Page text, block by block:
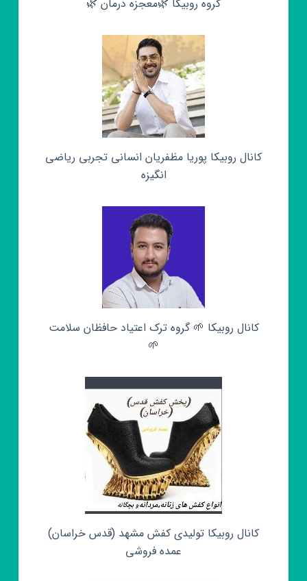
گروه روبیکا 🌿معجزه درمان 🌿
کانال روبیکا پوریا مظفریان انسانی تجربی ریاضی
انگیزه
کانال روبیکا 🌱 گروه ترک اعتیاد حافظان سلامت
🌱
کانال روبیکا تولیدی کفش مشهد (قدس خراسان)
عمده فروشی